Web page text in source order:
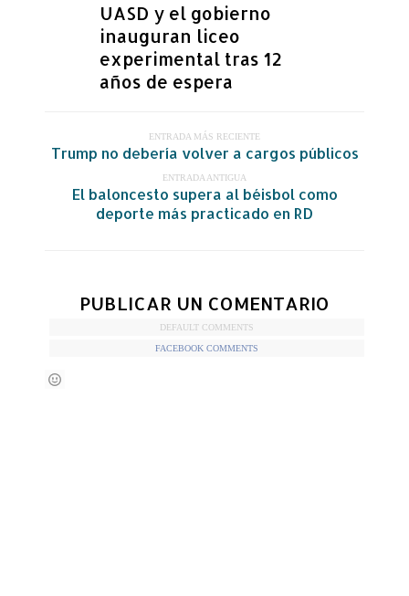
UASD y el gobierno
inauguran liceo
experimental tras 12
años de espera
ENTRADA MÁS RECIENTE
Trump no debería volver a cargos públicos
ENTRADA ANTIGUA
El baloncesto supera al béisbol como
deporte más practicado en RD
PUBLICAR UN COMENTARIO
DEFAULT COMMENTS
FACEBOOK COMMENTS